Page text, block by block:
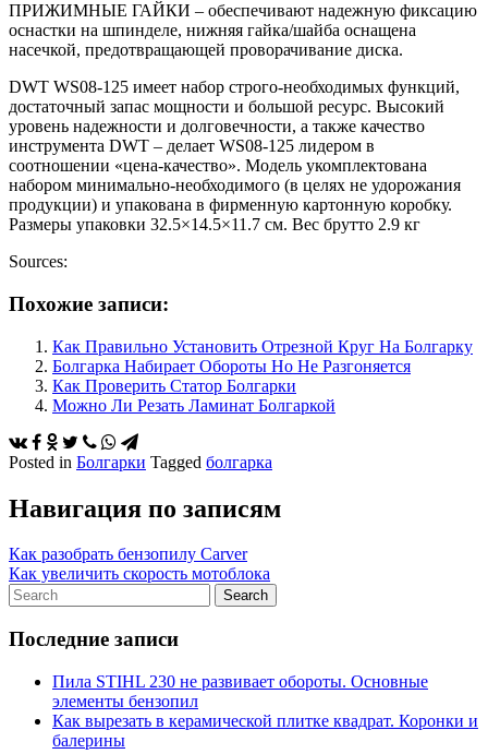
ПРИЖИМНЫЕ ГАЙКИ – обеспечивают надежную фиксацию
оснастки на шпинделе, нижняя гайка/шайба оснащена
насечкой, предотвращающей проворачивание диска.
DWT WS08-125 имеет набор строго-необходимых функций,
достаточный запас мощности и большой ресурс. Высокий
уровень надежности и долговечности, а также качество
инструмента DWT – делает WS08-125 лидером в
соотношении «цена-качество». Модель укомплектована
набором минимально-необходимого (в целях не удорожания
продукции) и упакована в фирменную картонную коробку.
Размеры упаковки 32.5×14.5×11.7 см. Вес брутто 2.9 кг
Sources:
Похожие записи:
Как Правильно Установить Отрезной Круг На Болгарку
Болгарка Набирает Обороты Но Не Разгоняется
Как Проверить Статор Болгарки
Можно Ли Резать Ламинат Болгаркой
Posted in Болгарки Tagged болгарка
Навигация по записям
Как разобрать бензопилу Carver
Как увеличить скорость мотоблока
Последние записи
Пила STIHL 230 не развивает обороты. Основные
элементы бензопил
Как вырезать в керамической плитке квадрат. Коронки и
балерины